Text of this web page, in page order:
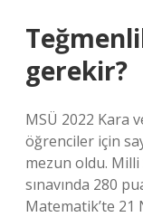
gerekir?
MSÜ 2022 Kara
öğrenciler için
mezun oldu. Milli
sınavında 280
Matematik’te 21